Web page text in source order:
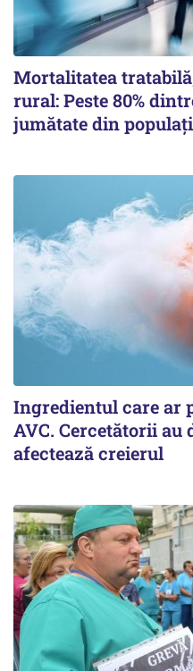
Mortalitatea
rural: Peste 80%
jumătate din
Ingredientul care ar
AVC. Cercetătorii au
afectează creierul